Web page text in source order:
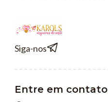
Siga-nos
Entre em contato